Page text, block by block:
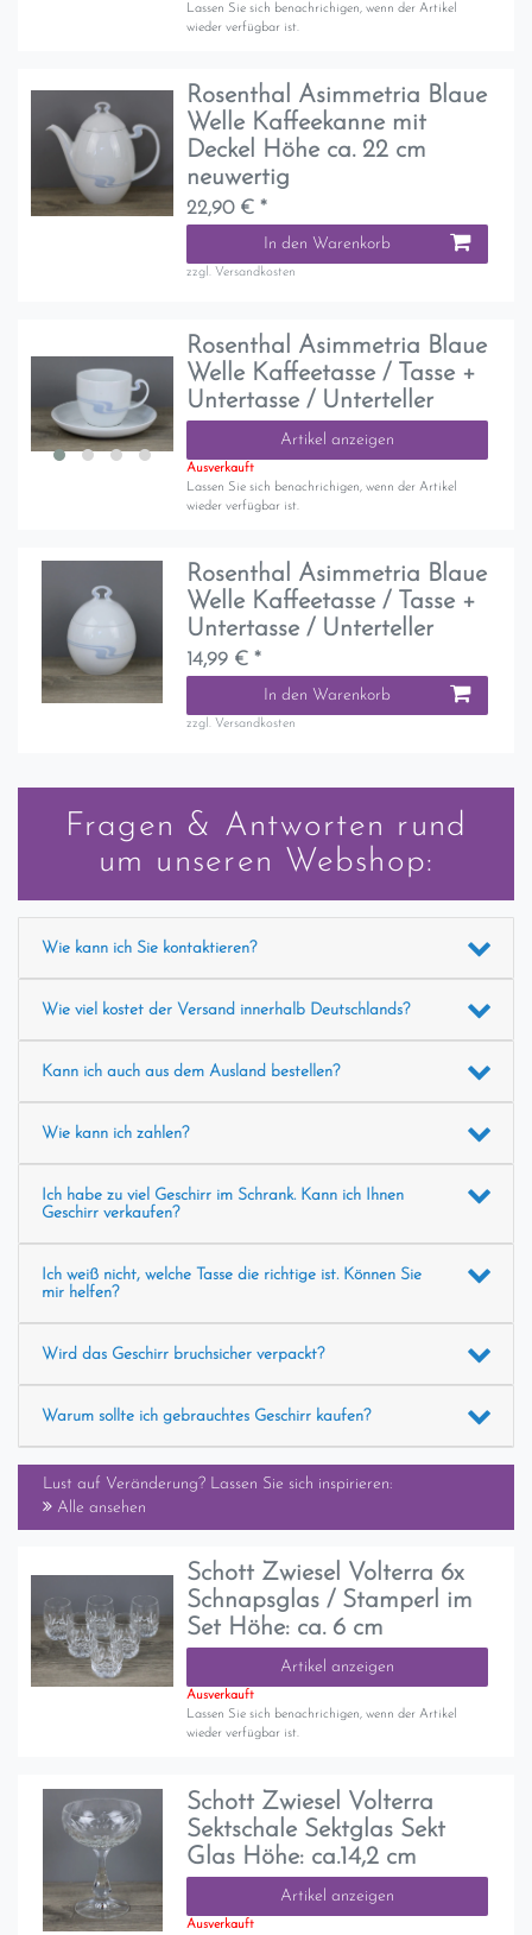
Lassen Sie sich benachrichigen, wenn der Artikel
wieder verfügbar ist.
Rosenthal Asimmetria Blaue
Welle Kaffeekanne mit
Deckel Höhe ca. 22 cm
neuwertig
22,90 € *
In den Warenkorb
zzgl. Versandkosten
Rosenthal Asimmetria Blaue
Welle Kaffeetasse / Tasse +
Untertasse / Unterteller
Artikel anzeigen
Ausverkauft
Lassen Sie sich benachrichigen, wenn der Artikel
wieder verfügbar ist.
Rosenthal Asimmetria Blaue
Welle Kaffeetasse / Tasse +
Untertasse / Unterteller
14,99 € *
In den Warenkorb
zzgl. Versandkosten
Fragen & Antworten rund
um unseren Webshop:
Wie kann ich Sie kontaktieren?
Wie viel kostet der Versand innerhalb Deutschlands?
Kann ich auch aus dem Ausland bestellen?
Wie kann ich zahlen?
Ich habe zu viel Geschirr im Schrank. Kann ich Ihnen
Geschirr verkaufen?
Ich weiß nicht, welche Tasse die richtige ist. Können Sie
mir helfen?
Wird das Geschirr bruchsicher verpackt?
Warum sollte ich gebrauchtes Geschirr kaufen?
Lust auf Veränderung? Lassen Sie sich inspirieren:
Alle ansehen
Schott Zwiesel Volterra 6x
Schnapsglas / Stamperl im
Set Höhe: ca. 6 cm
Artikel anzeigen
Ausverkauft
Lassen Sie sich benachrichigen, wenn der Artikel
wieder verfügbar ist.
Schott Zwiesel Volterra
Sektschale Sektglas Sekt
Glas Höhe: ca.14,2 cm
Artikel anzeigen
Ausverkauft